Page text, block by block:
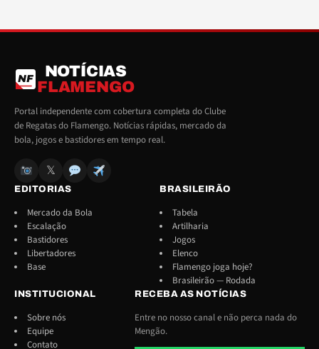
NF
NOTÍCIAS
FLAMENGO
Portal independente com cobertura completa do Clube
de Regatas do Flamengo. Notícias rápidas, mercado da
bola, jogos e bastidores em tempo real.
𝕏
EDITORIAS
Mercado da Bola
Escalação
Bastidores
Libertadores
Base
BRASILEIRÃO
Tabela
Artilharia
Jogos
Elenco
Flamengo joga hoje?
Brasileirão — Rodada
INSTITUCIONAL
Sobre nós
Equipe
Contato
RECEBA AS NOTÍCIAS
Entre no nosso canal e não perca nada do
Mengão.